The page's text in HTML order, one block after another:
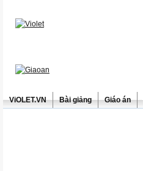
ViOLET.VN Bài giảng Giáo án